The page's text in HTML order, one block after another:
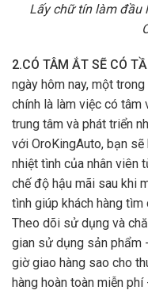
Lấy chữ tín làm đầu
2.CÓ TÂM ẮT SẼ CÓ
ngày hôm nay, một
chính là làm việc có tâm
trung tâm và phát triển
với OroKingAuto, bạn
nhiệt tình của nhân viên
chế độ hậu mãi sau khi
tình giúp khách hàng
Theo dõi sử dụng và
gian sử dụng sản phẩm
giờ giao hàng sao cho
hàng hoàn toàn miễn